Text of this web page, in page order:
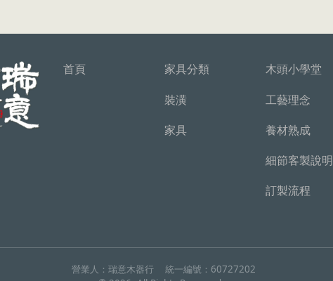
首頁
家具分類
裝潢
家具
木頭小學堂
工藝理念
養材熟成
細節客製說明
訂製流程
營業人： 瑞意木器行 統一編號： 60727202